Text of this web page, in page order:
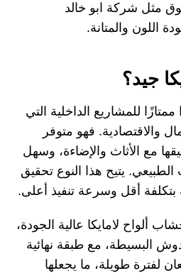
مثل شركة ابو خالد
اللون والمتانة.
جيد؟
ممتازًا للمشاريع الداخلية التي
والاقتصادية. فهو متوفر
مع الأثاث والإضاءة، وسهل
يتيح هذا النوع تحقيق
أقل وسرعة تنفيذ أعلى.
ألواح لامايكا عالية الجودة،
البسيطة، مع طبقة نهائية
لفترة طويلة، ما يجعلها